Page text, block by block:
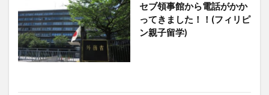
セブ領事館から電話がかか
ってきました！！(フィリピ
ン親子留学)